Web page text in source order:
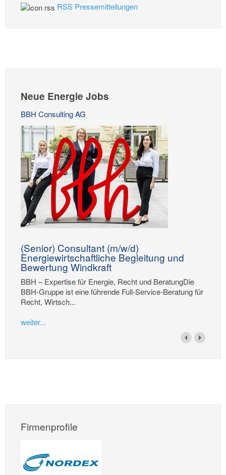
RSS Pressemitteilungen
Neue Energie Jobs
BBH Consulting AG
(Senior) Consultant (m/w/d)
Energiewirtschaftliche Begleitung und
Bewertung Windkraft
BBH – Expertise für Energie, Recht und BeratungDie
BBH-Gruppe ist eine führende Full-Service-Beratung für
Recht, Wirtsch...
weiter...
Firmenprofile